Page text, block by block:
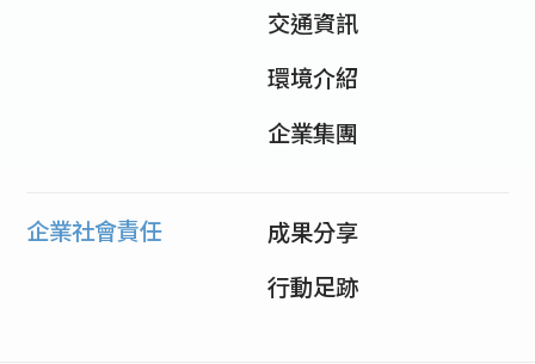
交通資訊
環境介紹
企業集團
企業社會責任
成果分享
行動足跡